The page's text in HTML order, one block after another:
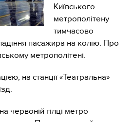
Київського
метрополітену
тимчасово
пасажира на колію. Про
метрополітені.
на станції «Театральна»
червоній гілці метро